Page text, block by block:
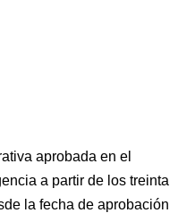
aprobada en el
a partir de los treinta
la fecha de aprobación